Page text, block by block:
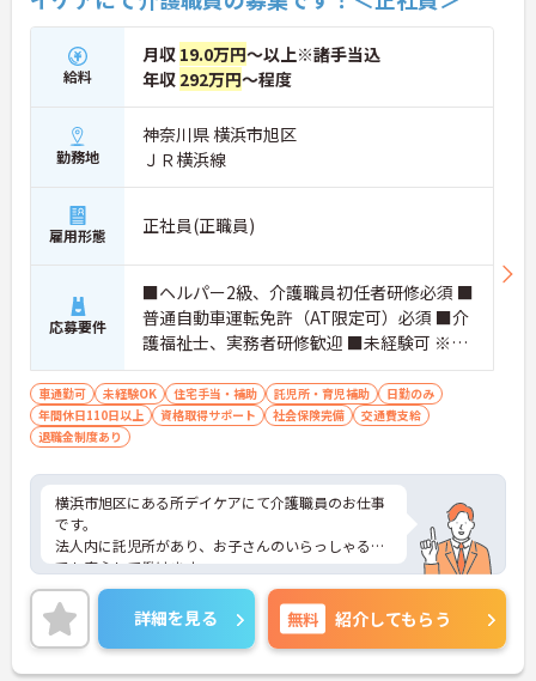
給料
月収 19.0万円～以上※諸手当込
年収 292万円～程度
勤務地
神奈川県 横浜市旭区
ＪＲ横浜線
雇用形態 正社員(正職員)
応募要件
■ヘルパー2級、介護職員初任者研修必須 ■
普通自動車運転免許（AT限定可）必須 ■介
護福祉士、実務者研修歓迎 ■未経験可 ※プ
リセプター（教育担当者）が教育してきま
すので未経験でも安心して始められます。
車通勤可 未経験OK 住宅手当・補助 託児所・育児補助
日勤のみ
年間休日110日以上
資格取得サポート 社会保険完備
交通費支給
退職金制度あり
横浜市旭区にある所デイケアにて介護職員のお仕事
です。
法人内に託児所があり、お子さんのいらっしゃる方
でも安心して働けます。
ご興味ある方には、面接対策ポイントなど、さらに
詳細をお話しいたしますのでお気軽にご相談くださ
い。
詳細を見る 無料 紹介してもらう